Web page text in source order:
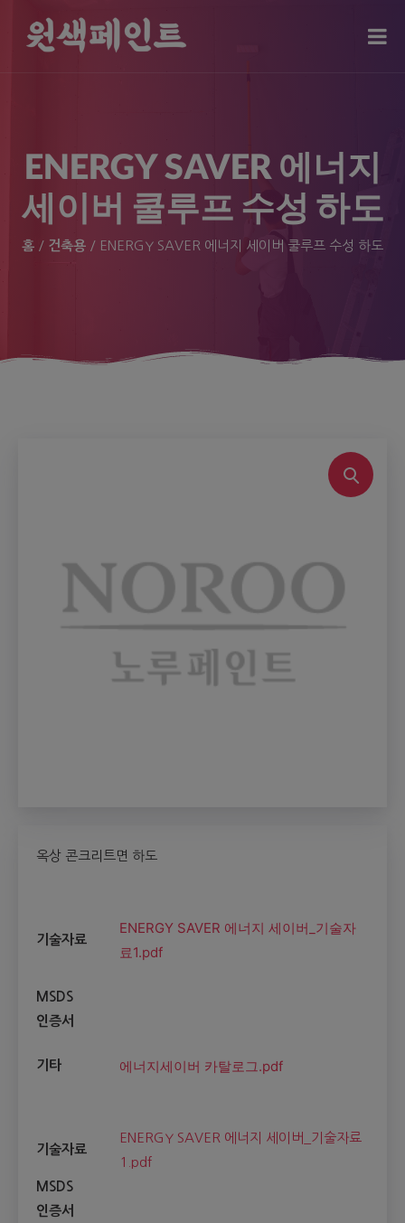
ENERGY SAVER 에너지
세이버 쿨루프 수성 하도
홈 / 건축용 / ENERGY SAVER 에너지 세이버 쿨루프 수성 하도
옥상 콘크리트면 하도
기술자료
ENERGY SAVER 에너지 세이버_기술자
료1.pdf
MSDS
인증서
기타 에너지세이버 카탈로그.pdf
기술자료
ENERGY SAVER 에너지 세이버_기술자료
1.pdf
MSDS
인증서